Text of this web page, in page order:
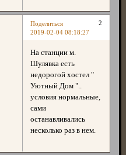
Поделиться
2
2019-02-04 08:18:27
На станции м.
Шулявка есть
недорогой хостел "
Уютный Дом "..
условия нормальные,
сами
останавливались
несколько раз в нем.